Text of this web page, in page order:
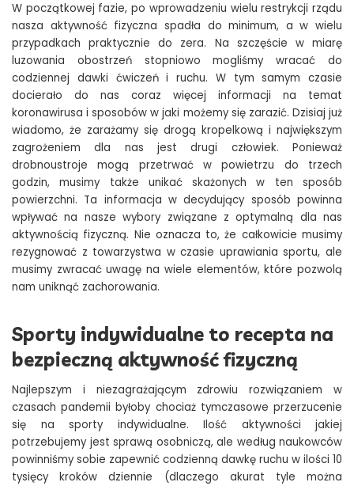
W początkowej fazie, po wprowadzeniu wielu restrykcji rządu
nasza aktywność fizyczna spadła do minimum, a w wielu
przypadkach praktycznie do zera. Na szczęście w miarę
luzowania obostrzeń stopniowo mogliśmy wracać do
codziennej dawki ćwiczeń i ruchu. W tym samym czasie
docierało do nas coraz więcej informacji na temat
koronawirusa i sposobów w jaki możemy się zarazić. Dzisiaj już
wiadomo, że zarażamy się drogą kropelkową i największym
zagrożeniem dla nas jest drugi człowiek. Ponieważ
drobnoustroje mogą przetrwać w powietrzu do trzech
godzin, musimy także unikać skażonych w ten sposób
powierzchni. Ta informacja w decydujący sposób powinna
wpływać na nasze wybory związane z optymalną dla nas
aktywnością fizyczną. Nie oznacza to, że całkowicie musimy
rezygnować z towarzystwa w czasie uprawiania sportu, ale
musimy zwracać uwagę na wiele elementów, które pozwolą
nam uniknąć zachorowania.
Sporty indywidualne to recepta na
bezpieczną aktywność fizyczną
Najlepszym i niezagrażającym zdrowiu rozwiązaniem w
czasach pandemii byłoby chociaż tymczasowe przerzucenie
się na sporty indywidualne. Ilość aktywności jakiej
potrzebujemy jest sprawą osobniczą, ale według naukowców
powinniśmy sobie zapewnić codzienną dawkę ruchu w ilości 10
tysięcy kroków dziennie (dlaczego akurat tyle można